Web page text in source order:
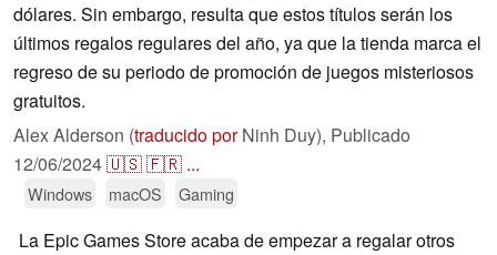
dólares. Sin embargo, resulta que estos títulos serán los
últimos regalos regulares del año, ya que la tienda marca el
regreso de su periodo de promoción de juegos misteriosos
gratuitos.
Alex Alderson (traducido porNinh Duy), Publicado
12/06/2024🇺🇸🇫🇷 ...
Windows macOS Gaming
La Epic Games Store acaba de empezar a regalar otros